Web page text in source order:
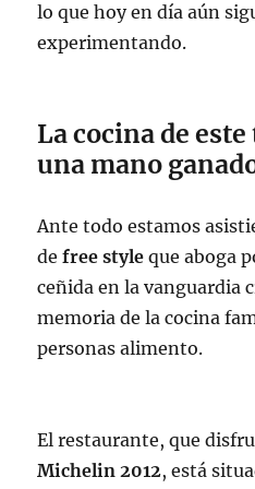
lo que hoy en día aún
experimentando.
La cocina de
una mano
Ante todo estamos
defree style que aboga
ceñida en la vanguardia
memoria de la cocina
personas alimento.
El restaurante, que
Michelin 2012, está